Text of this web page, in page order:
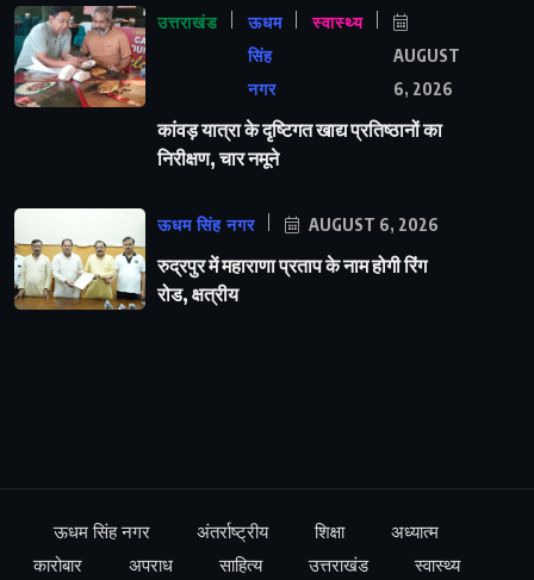
उत्तराखंड
ऊधम
सिंह
नगर
स्वास्थ्य
AUGUST
6, 2026
कांवड़ यात्रा के दृष्टिगत खाद्य प्रतिष्ठानों का
निरीक्षण, चार नमूने
ऊधम सिंह नगर AUGUST 6, 2026
रुद्रपुर में महाराणा प्रताप के नाम होगी रिंग
रोड, क्षत्रीय
ऊधम सिंह नगर अंतर्राष्ट्रीय शिक्षा
अध्यात्म
कारोबार
अपराध साहित्य उत्तराखंड
स्वास्थ्य